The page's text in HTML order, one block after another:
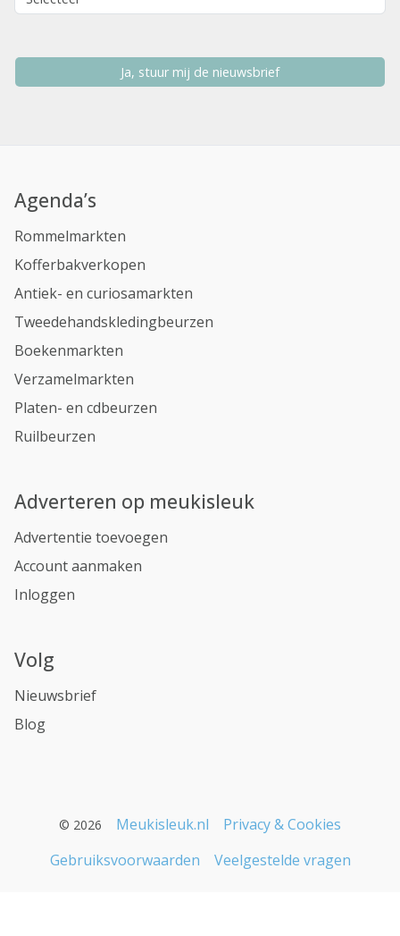
Ja, stuur mij de nieuwsbrief
Agenda’s
Rommelmarkten
Kofferbakverkopen
Antiek- en curiosamarkten
Tweedehandskledingbeurzen
Boekenmarkten
Verzamelmarkten
Platen- en cdbeurzen
Ruilbeurzen
Adverteren op meukisleuk
Advertentie toevoegen
Account aanmaken
Inloggen
Volg
Nieuwsbrief
Blog
© 2026 Meukisleuk.nl
Privacy & Cookies
Gebruiksvoorwaarden
Veelgestelde vragen